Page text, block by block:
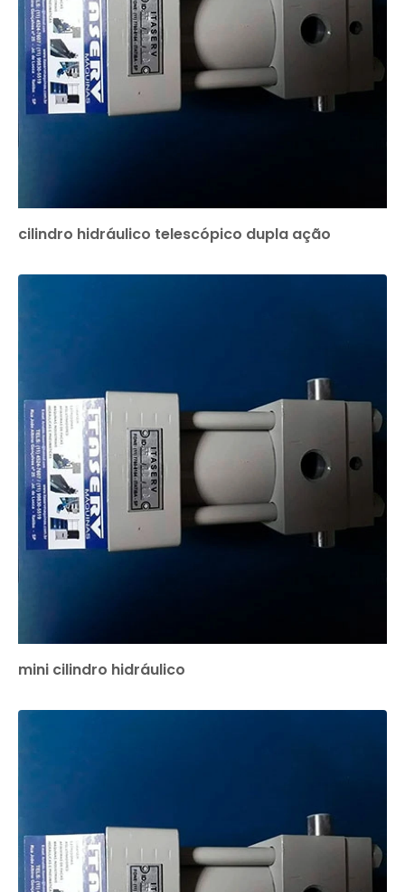
cilindro hidráulico telescópico dupla ação
mini cilindro hidráulico